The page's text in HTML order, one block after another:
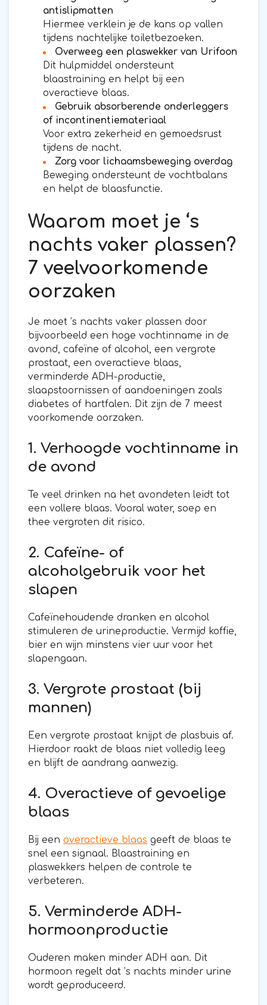
antislipmatten
Hiermee verklein je de kans op vallen
tijdens nachtelijke toiletbezoeken.
Overweeg een plaswekker van Urifoon
Dit hulpmiddel ondersteunt
blaastraining en helpt bij een
overactieve blaas.
Gebruik absorberende onderleggers
of incontinentiemateriaal
Voor extra zekerheid en gemoedsrust
tijdens de nacht.
Zorg voor lichaamsbeweging overdag
Beweging ondersteunt de vochtbalans
en helpt de blaasfunctie.
Waarom moet je ‘s
nachts vaker plassen?
7 veelvoorkomende
oorzaken
Je moet ’s nachts vaker plassen door
bijvoorbeeld een hoge vochtinname in de
avond, cafeïne of alcohol, een vergrote
prostaat, een overactieve blaas,
verminderde ADH-productie,
slaapstoornissen of aandoeningen zoals
diabetes of hartfalen. Dit zijn de 7 meest
voorkomende oorzaken.
1. Verhoogde vochtinname in
de avond
Te veel drinken na het avondeten leidt tot
een vollere blaas. Vooral water, soep en
thee vergroten dit risico.
2. Cafeïne- of
alcoholgebruik voor het
slapen
Cafeïnehoudende dranken en alcohol
stimuleren de urineproductie. Vermijd koffie,
bier en wijn minstens vier uur voor het
slapengaan.
3. Vergrote prostaat (bij
mannen)
Een vergrote prostaat knijpt de plasbuis af.
Hierdoor raakt de blaas niet volledig leeg
en blijft de aandrang aanwezig.
4. Overactieve of gevoelige
blaas
Bij een overactieve blaas geeft de blaas te
snel een signaal. Blaastraining en
plaswekkers helpen de controle te
verbeteren.
5. Verminderde ADH-
hormoonproductie
Ouderen maken minder ADH aan. Dit
hormoon regelt dat ’s nachts minder urine
wordt geproduceerd.